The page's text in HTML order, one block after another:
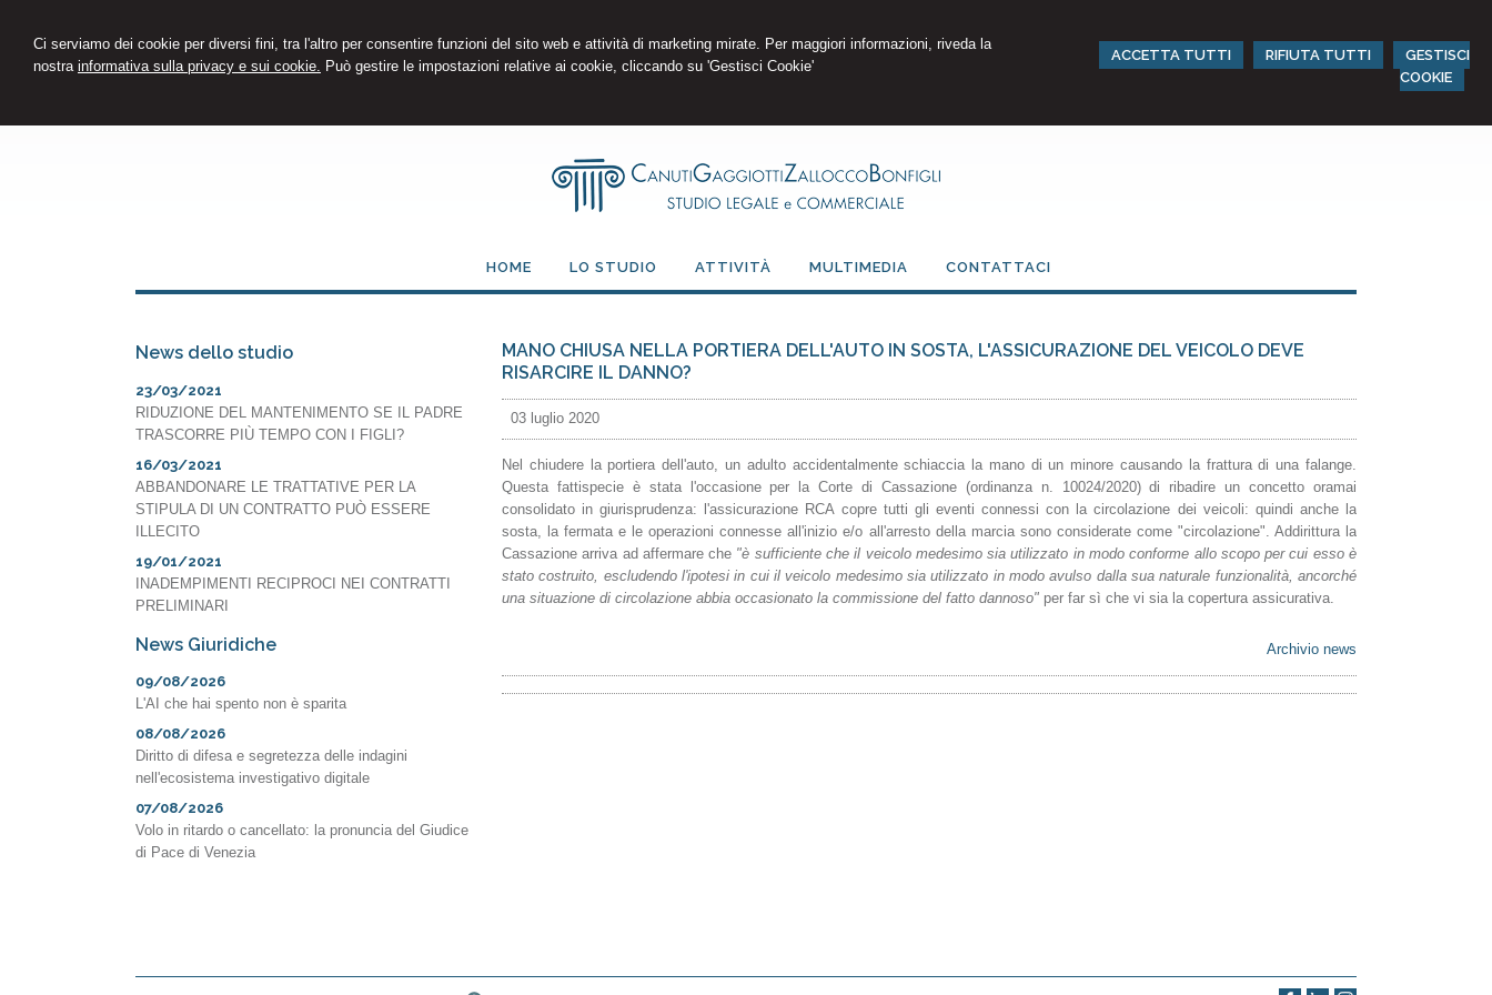
Ci serviamo dei cookie per diversi fini, tra l'altro per consentire funzioni del sito web e attività di marketing mirate. Per maggiori informazioni, riveda la
nostra informativa sulla privacy e sui cookie. Può gestire le impostazioni relative ai cookie, cliccando su 'Gestisci Cookie'
ACCETTA TUTTI RIFIUTA TUTTI
GESTISCI
COOKIE
HOME LO STUDIO ATTIVITÀ MULTIMEDIA CONTATTACI
MANO CHIUSA NELLA PORTIERA DELL'AUTO IN SOSTA, L'ASSICURAZIONE DEL VEICOLO DEVE
RISARCIRE IL DANNO?
03 luglio 2020
Nel chiudere la portiera dell'auto, un adulto accidentalmente schiaccia la mano di un minore causando la frattura di una falange.
Questa fattispecie è stata l'occasione per la Corte di Cassazione (ordinanza n. 10024/2020) di ribadire un concetto oramai
consolidato in giurisprudenza: l'assicurazione RCA copre tutti gli eventi connessi con la circolazione dei veicoli: quindi anche la
sosta, la fermata e le operazioni connesse all'inizio e/o all'arresto della marcia sono considerate come "circolazione". Addirittura la
Cassazione arriva ad affermare che "è sufficiente che il veicolo medesimo sia utilizzato in modo conforme allo scopo per cui esso è
stato costruito, escludendo l'ipotesi in cui il veicolo medesimo sia utilizzato in modo avulso dalla sua naturale funzionalità, ancorché
una situazione di circolazione abbia occasionato la commissione del fatto dannoso" per far sì che vi sia la copertura assicurativa.
Archivio news
News dello studio
23/03/2021
RIDUZIONE DEL MANTENIMENTO SE IL PADRE
TRASCORRE PIÙ TEMPO CON I FIGLI?
16/03/2021
ABBANDONARE LE TRATTATIVE PER LA
STIPULA DI UN CONTRATTO PUÒ ESSERE
ILLECITO
19/01/2021
INADEMPIMENTI RECIPROCI NEI CONTRATTI
PRELIMINARI
News Giuridiche
09/08/2026
L'AI che hai spento non è sparita
08/08/2026
Diritto di difesa e segretezza delle indagini
nell'ecosistema investigativo digitale
07/08/2026
Volo in ritardo o cancellato: la pronuncia del Giudice
di Pace di Venezia